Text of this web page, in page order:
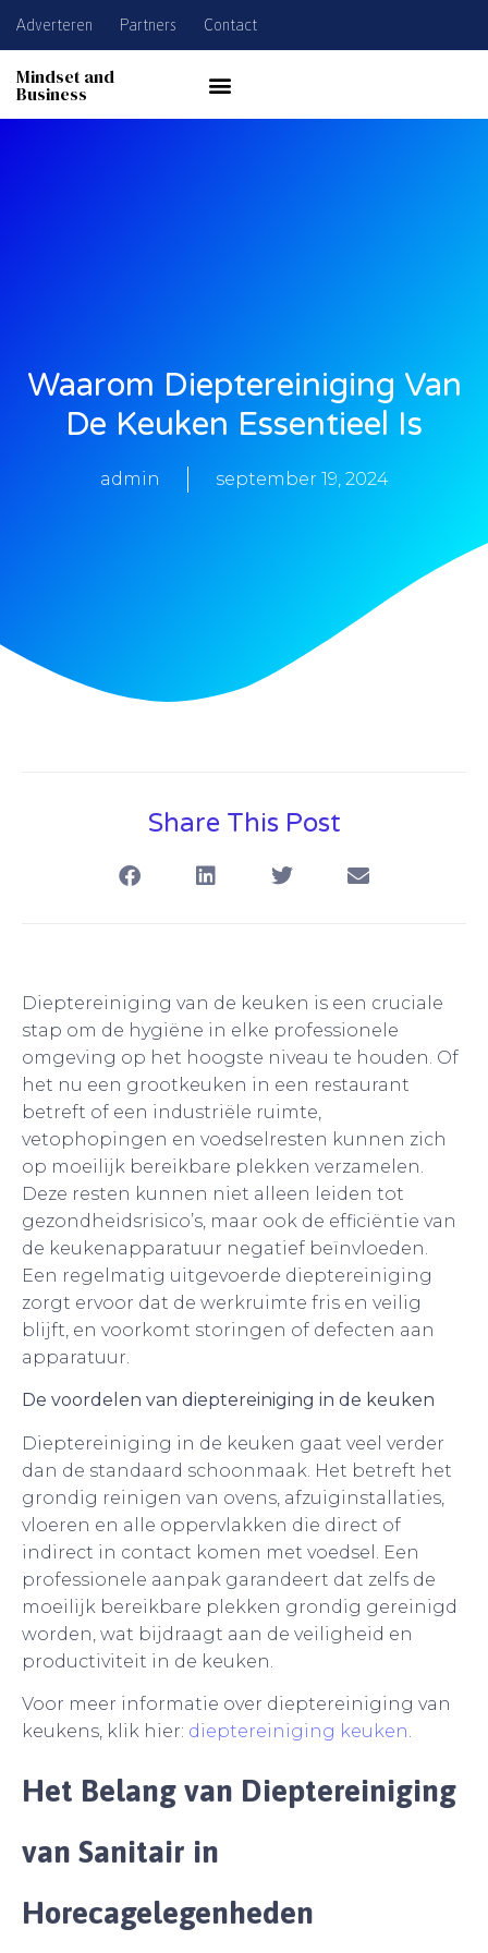
Adverteren Partners Contact
Mindset and
Business
Waarom Dieptereiniging Van
De Keuken Essentieel Is
admin september 19, 2024
Share This Post
Dieptereiniging van de keuken is een cruciale
stap om de hygiëne in elke professionele
omgeving op het hoogste niveau te houden. Of
het nu een grootkeuken in een restaurant
betreft of een industriële ruimte,
vetophopingen en voedselresten kunnen zich
op moeilijk bereikbare plekken verzamelen.
Deze resten kunnen niet alleen leiden tot
gezondheidsrisico’s, maar ook de efficiëntie van
de keukenapparatuur negatief beïnvloeden.
Een regelmatig uitgevoerde dieptereiniging
zorgt ervoor dat de werkruimte fris en veilig
blijft, en voorkomt storingen of defecten aan
apparatuur.
De voordelen van dieptereiniging in de keuken
Dieptereiniging in de keuken gaat veel verder
dan de standaard schoonmaak. Het betreft het
grondig reinigen van ovens, afzuiginstallaties,
vloeren en alle oppervlakken die direct of
indirect in contact komen met voedsel. Een
professionele aanpak garandeert dat zelfs de
moeilijk bereikbare plekken grondig gereinigd
worden, wat bijdraagt aan de veiligheid en
productiviteit in de keuken.
Voor meer informatie over dieptereiniging van
keukens, klik hier: dieptereiniging keuken.
Het Belang van Dieptereiniging
van Sanitair in
Horecagelegenheden